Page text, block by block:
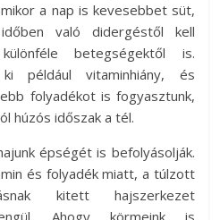
a nap is kevesebbet süt,
való didergéstől kell
betegségektől is.
ki például vitaminhiány, és
folyadékot is fogyasztunk,
húzós időszak a tél.
épségét is befolyásolják.
és folyadék miatt, a túlzott
kitett hajszerkezet